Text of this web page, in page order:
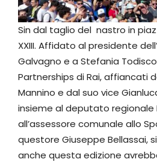
Sin dal taglio del nastro in
XXIII. Affidato al presidente
Galvagno e a Stefania
Partnerships di Rai, affiancati
Mannino e dal suo vice
insieme al deputato regionale
all’assessore comunale allo
questore Giuseppe Bellassai,
anche questa edizione